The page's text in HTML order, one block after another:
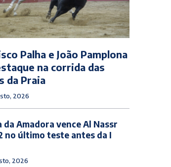
Palha e João Pamplona
na corrida das
da Praia
2026
da Amadora vence Al Nassr
no último teste antes da I
2026